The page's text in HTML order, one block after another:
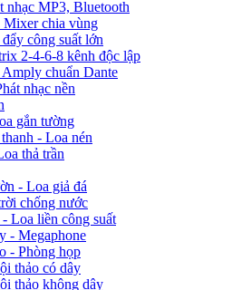
nhạc MP3, Bluetooth
chia vùng
công suất lớn
2-4-6-8 kênh độc lập
chuẩn Dante
nhạc nền
gắn tường
- Loa nén
thả trần
- Loa giả đá
chống nước
Loa liền công suất
- Megaphone
- Phòng họp
thảo có dây
thảo không dây